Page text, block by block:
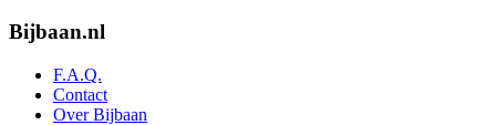
Bijbaan.nl
F.A.Q.
Contact
Over Bijbaan